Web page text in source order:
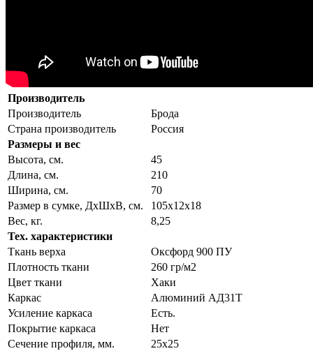
Производитель
Производитель
Брода
Страна производитель
Россия
Размеры и вес
Высота, см.
45
Длина, см.
210
Ширина, см.
70
Размер в сумке, ДхШхВ, см.
105х12х18
Вес, кг.
8,25
Тех. характеристики
Ткань верха
Оксфорд 900 ПУ
Плотность ткани
260 гр/м2
Цвет ткани
Хаки
Каркас
Алюминий АД31Т
Усиление каркаса
Есть.
Покрытие каркаса
Нет
Сечение профиля, мм.
25х25